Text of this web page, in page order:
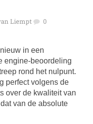
Liempt 0
in een
engine-beoordeling
rond het nulpunt.
perfect volgens de
over de kwaliteit van
van de absolute